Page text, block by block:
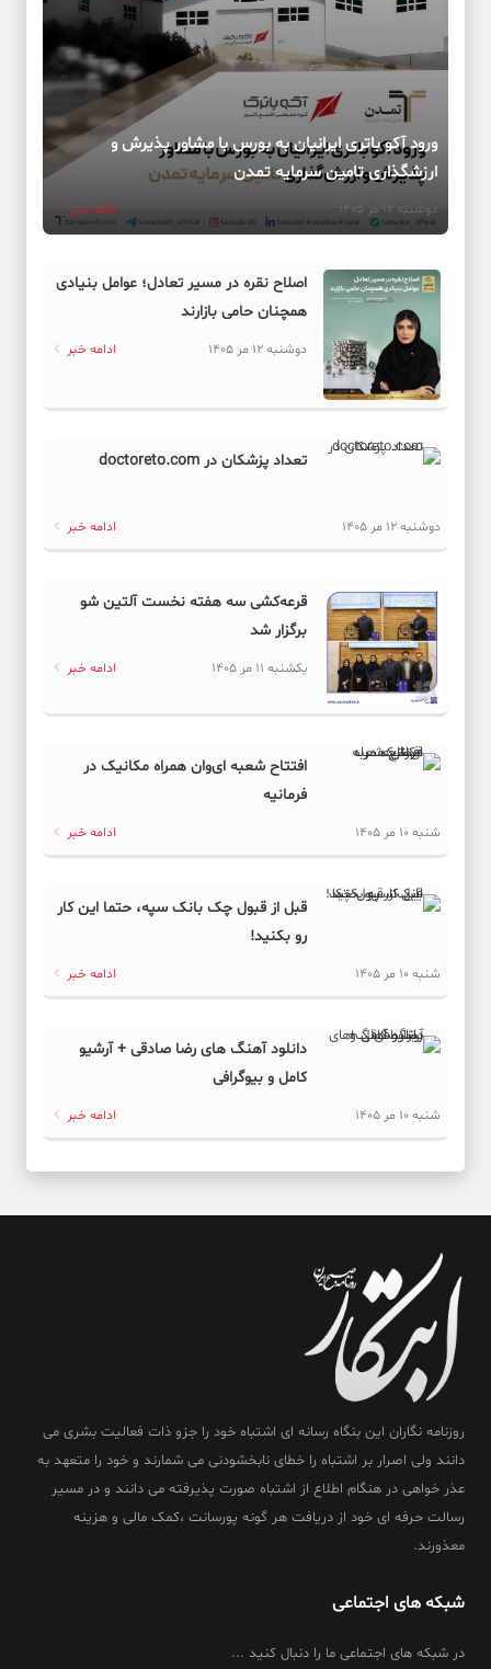
ورود آکو باتری ایرانیان به بورس با مشاور پذیرش و
ارزشگذاری تامین سرمایه تمدن
دوشنبه 12 مر 1405 ادامه خبر
اصلاح نقره در مسیر تعادل؛ عوامل بنیادی
همچنان حامی بازارند
دوشنبه 12 مر 1405 ادامه خبر
تعداد پزشکان در doctoreto.com
دوشنبه 12 مر 1405 ادامه خبر
قرعه‌کشی سه هفته نخست آلتین شو
برگزار شد
یکشنبه 11 مر 1405 ادامه خبر
افتتاح شعبه ای‌وان همراه مکانیک در
فرمانیه
شنبه 10 مر 1405 ادامه خبر
قبل از قبول چک بانک سپه، حتما این کار
رو بکنید!
شنبه 10 مر 1405 ادامه خبر
دانلود آهنگ های رضا صادقی + آرشیو
کامل و بیوگرافی
شنبه 10 مر 1405 ادامه خبر
روزنامه نگاران این بنگاه رسانه ای اشتباه خود را جزو ذات فعالیت بشری می
دانند ولی اصرار بر اشتباه را خطای نابخشودنی می شمارند و خود را متعهد به
عذر خواهی در هنگام اطلاع از اشتباه صورت پذیرفته می دانند و در مسیر
رسالت حرفه ای خود از دریافت هر گونه پورسانت ،کمک مالی و هزینه
معذورند.
شبکه های اجتماعی
در شبکه های اجتماعی ما را دنبال کنید ...